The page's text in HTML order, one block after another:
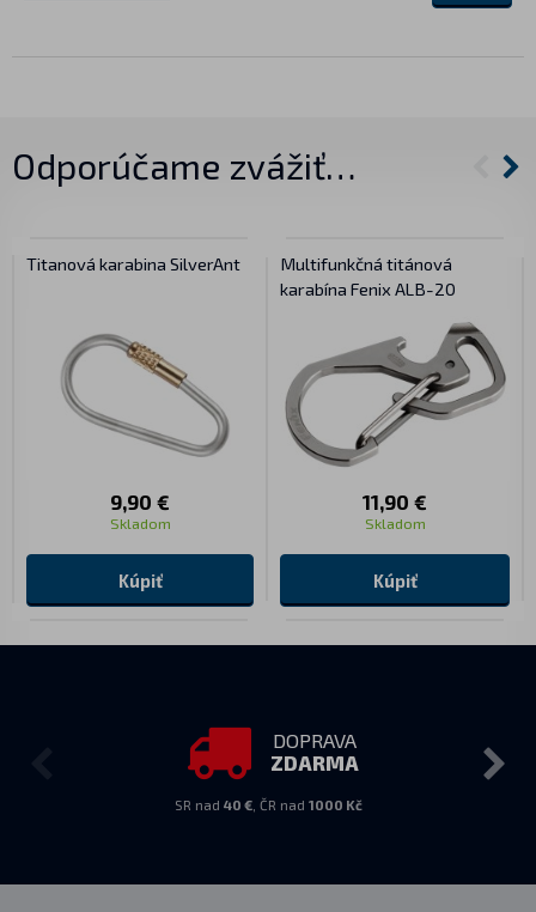
Odporúčame zvážiť…
Titanová karabina SilverAnt
9,90 €
Skladom
Kúpiť
Multifunkčná titánová
karabína Fenix ALB-20
11,90 €
Skladom
Kúpiť
DOPRAVA
ZDARMA
SR nad 40 €, ČR nad 1000 Kč